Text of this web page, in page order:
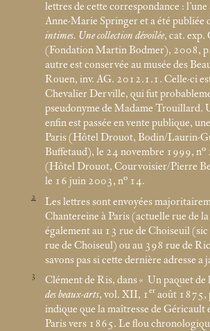
lettres de cette correspondance :
Anne-Marie Springer et a été publiée
intimes. Une collection dévoilée, cat. exp.
(Fondation Martin Bodmer), 2008,
autre est conservée au musée des
Rouen, inv. AG. 2012.1.1. Celle-ci
Chevalier Derville, qui fut
pseudonyme de Madame Trouillard.
enfin est passée en vente publique,
Paris (Hôtel Drouot, Bodin/Laurin-
Buffetaud), le 24 novembre 1999, n°
(Hôtel Drouot, Courvoisier/Pierre
le 16 juin 2003, n° 14.
2
Les lettres sont envoyées
Chantereine à Paris (actuelle rue de
également au 13 rue de Choiseuil
rue de Choiseul) ou au 398 rue de
savons pas si cette dernière adresse a
3 Clément de Ris, dans « Un paquet de
des beaux-arts, vol. XII, 1er août 1875,
indique que la maîtresse de Géricault
Paris vers 1865. Le flou